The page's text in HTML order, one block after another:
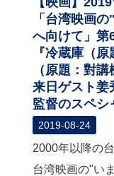
「台湾映画
へ向けて」第
『冷蔵庫（
（原題：對
来日ゲスト姜
監督のスペシ
2019-08-24
2000年以降の
台湾映画の"い